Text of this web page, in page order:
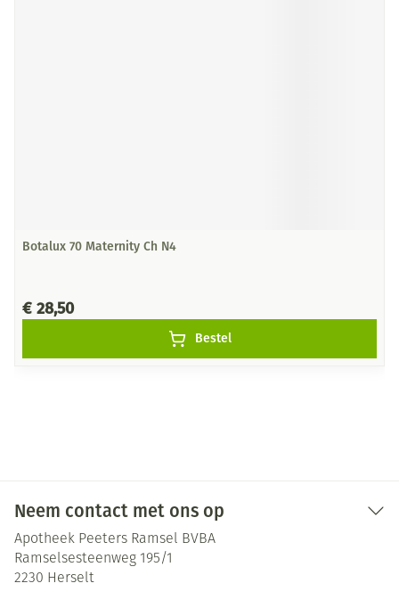
Botalux 70 Maternity Ch N4
€ 28,50
Bestel
Neem contact met ons op
Apotheek Peeters Ramsel BVBA
Ramselsesteenweg 195/1
2230 Herselt